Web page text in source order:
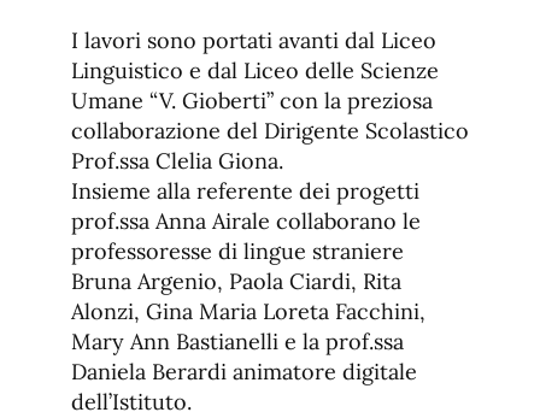
I lavori sono portati avanti dal Liceo
Linguistico e dal Liceo delle Scienze
Umane “V. Gioberti” con la preziosa
collaborazione del Dirigente Scolastico
Prof.ssa Clelia Giona.
Insieme alla referente dei progetti
prof.ssa Anna Airale collaborano le
professoresse di lingue straniere
Bruna Argenio, Paola Ciardi, Rita
Alonzi, Gina Maria Loreta Facchini,
Mary Ann Bastianelli e la prof.ssa
Daniela Berardi animatore digitale
dell’Istituto.